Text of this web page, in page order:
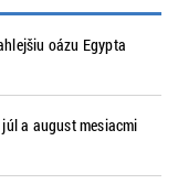
oázu Egypta
a august mesiacmi